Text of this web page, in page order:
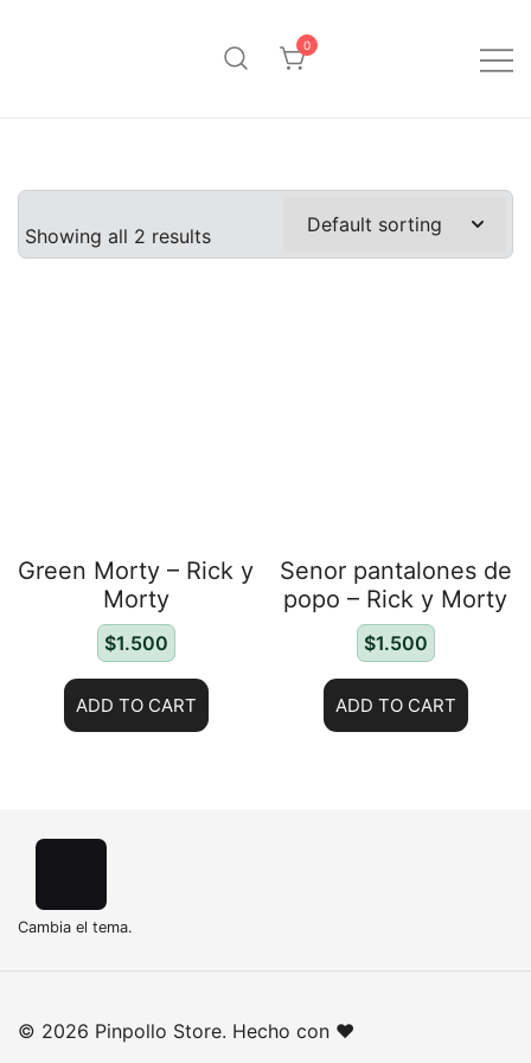
0
Showing all 2 results
Green Morty – Rick y
Morty
$1.500
ADD TO CART
Senor pantalones de
popo – Rick y Morty
$1.500
ADD TO CART
Cambia el tema.
© 2026 Pinpollo Store. Hecho con ❤️